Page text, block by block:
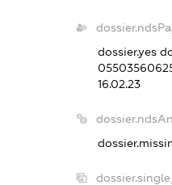
dossier.yes
16.02.23